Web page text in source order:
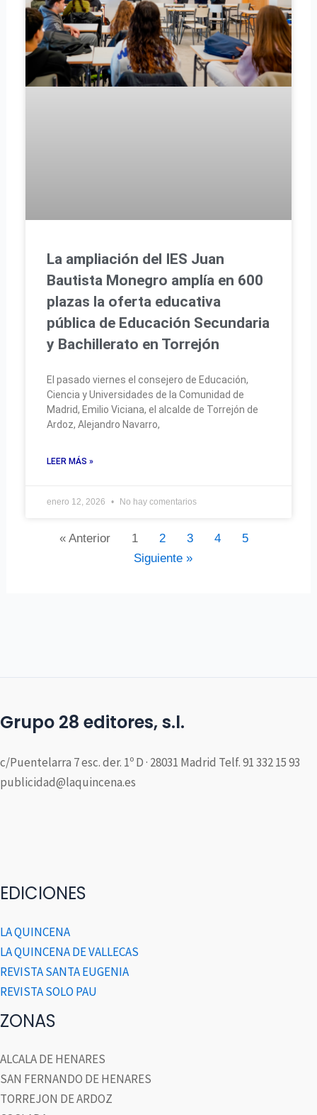
La ampliación del IES Juan
Bautista Monegro amplía en 600
plazas la oferta educativa
pública de Educación Secundaria
y Bachillerato en Torrejón
El pasado viernes el consejero de Educación,
Ciencia y Universidades de la Comunidad de
Madrid, Emilio Viciana, el alcalde de Torrejón de
Ardoz, Alejandro Navarro,
LEER MÁS »
enero 12, 2026 No hay comentarios
« Anterior 1 2 3 4
5
Siguiente »
Grupo 28 editores, s.l.
c/Puentelarra 7 esc. der. 1º D · 28031 Madrid Telf. 91 332 15 93
publicidad@laquincena.es
EDICIONES
LA QUINCENA
LA QUINCENA DE VALLECAS
REVISTA SANTA EUGENIA
REVISTA SOLO PAU
ZONAS
ALCALA DE HENARES
SAN FERNANDO DE HENARES
TORREJON DE ARDOZ